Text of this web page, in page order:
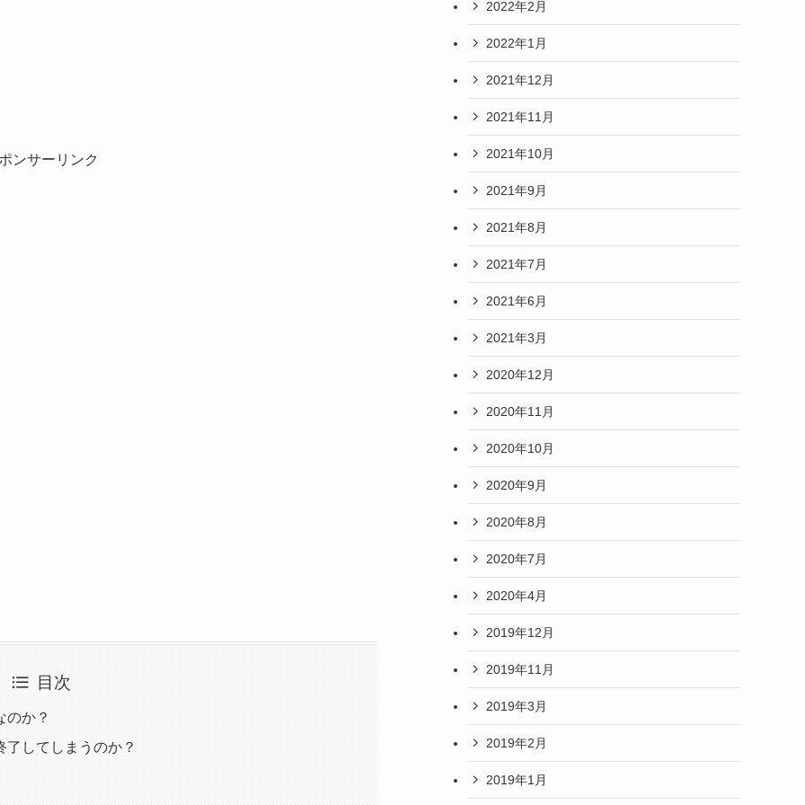
ンサーリンク
目次
のか？
してしまうのか？
2022年2月
2022年1月
2021年12月
2021年11月
2021年10月
2021年9月
2021年8月
2021年7月
2021年6月
2021年3月
2020年12月
2020年11月
2020年10月
2020年9月
2020年8月
2020年7月
2020年4月
2019年12月
2019年11月
2019年3月
2019年2月
2019年1月